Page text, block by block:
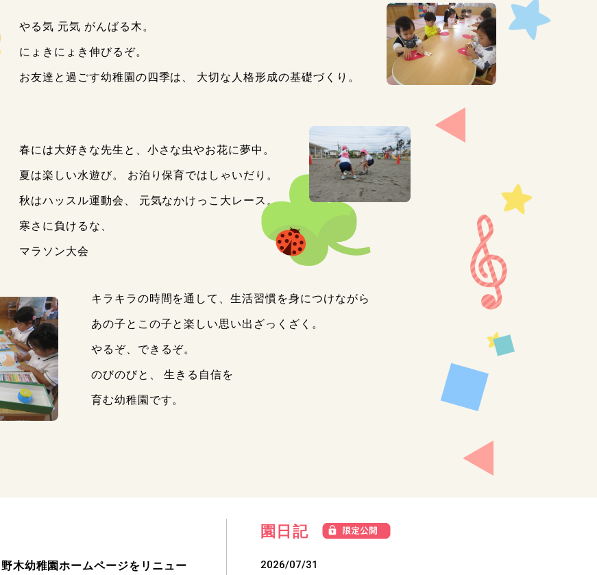
やる気 元気 がんばる木。
にょきにょき伸びるぞ。
お友達と過ごす幼稚園の四季は、 大切な人格形成の基礎づくり。
春には大好きな先生と、小さな虫やお花に夢中。
夏は楽しい水遊び。 お泊り保育ではしゃいだり。
秋はハッスル運動会、 元気なかけっこ大レース。
寒さに負けるな、
マラソン大会
キラキラの時間を通して、生活習慣を身につけながら
あの子とこの子と楽しい思い出ざっくざく。
やるぞ、できるぞ。
のびのびと、 生きる自信を
育む幼稚園です。
野木幼稚園ホームページをリニュー
園日記
2026/07/31